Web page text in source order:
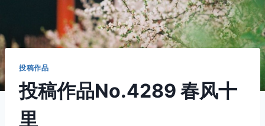
投稿作品
投稿作品No.4289 春风十
里